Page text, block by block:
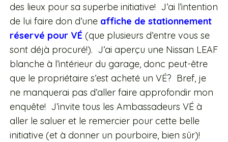
des lieux pour sa superbe initiative! J’ai l’intention
de lui faire don d’une affiche de stationnement
réservé pour VÉ (que plusieurs d’entre vous se
sont déjà procuré!). J’ai aperçu une Nissan LEAF
blanche à l’intérieur du garage, donc peut-être
que le propriétaire s’est acheté un VÉ? Bref, je
ne manquerai pas d’aller faire approfondir mon
enquête! J’invite tous les Ambassadeurs VÉ à
aller le saluer et le remercier pour cette belle
initiative (et à donner un pourboire, bien sûr)!